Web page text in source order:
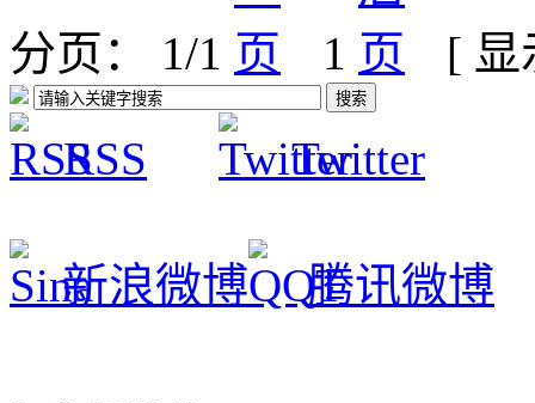
分页： 1/1 1 [
RSS Twitter
新浪微博 腾讯微博